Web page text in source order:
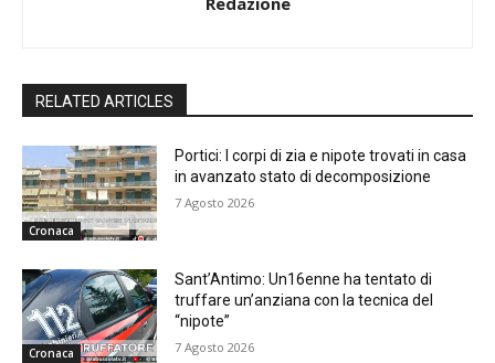
RELATED ARTICLES
Cronaca
Portici: I corpi di zia e nipote trovati in casa
in avanzato stato di decomposizione
7 Agosto 2026
Cronaca
Sant’Antimo: Un16enne ha tentato di
truffare un’anziana con la tecnica del
“nipote”
7 Agosto 2026